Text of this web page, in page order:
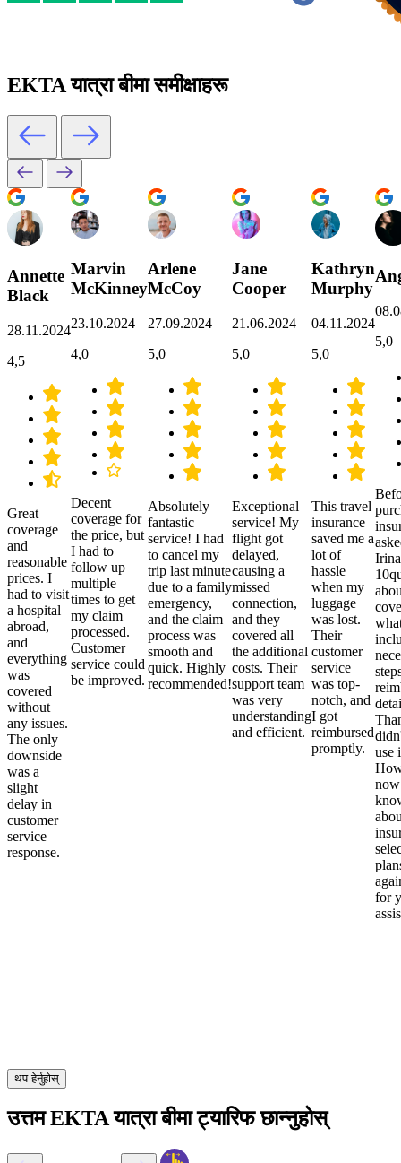
EKTA यात्रा बीमा समीक्षाहरू
Annette
Black
28.11.2024
4,5
Great
coverage
and
reasonable
prices. I
had to visit
a hospital
abroad,
and
everything
was
covered
without
any issues.
The only
downside
was a
slight
delay in
customer
service
response.
Marvin
McKinney
23.10.2024
4,0
Decent
coverage for
the price, but
I had to
follow up
multiple
times to get
my claim
processed.
Customer
service could
be improved.
Arlene
McCoy
27.09.2024
5,0
Absolutely
fantastic
service! I had
to cancel my
trip last minute
due to a family
emergency,
and the claim
process was
smooth and
quick. Highly
recommended!
Jane
Cooper
21.06.2024
5,0
Exceptional
service! My
flight got
delayed,
causing a
missed
connection,
and they
covered all
the additional
costs. Their
support team
was very
understanding
and efficient.
Kathryn
Murphy
04.11.2024
5,0
This travel
insurance
saved me a
lot of
hassle
when my
luggage
was lost.
Their
customer
service
was top-
notch, and
I got
reimbursed
promptly.
5,0
use
for
थप हेर्नुहोस्
उत्तम EKTA यात्रा बीमा ट्यारिफ छान्नुहोस्